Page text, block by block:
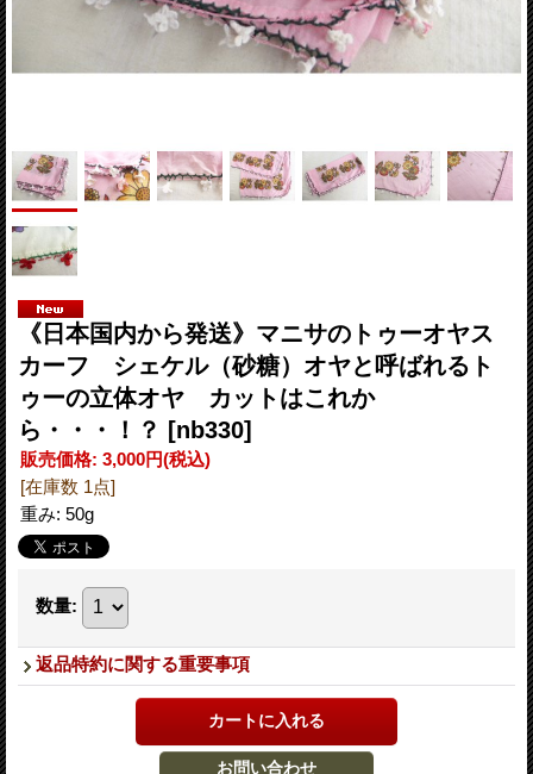
《日本国内から発送》マニサのトゥーオヤス
カーフ シェケル（砂糖）オヤと呼ばれるト
ゥーの立体オヤ カットはこれか
ら・・・！？ [nb330]
販売価格: 3,000円(税込)
[在庫数 1点]
重み: 50g
数量:
返品特約に関する重要事項